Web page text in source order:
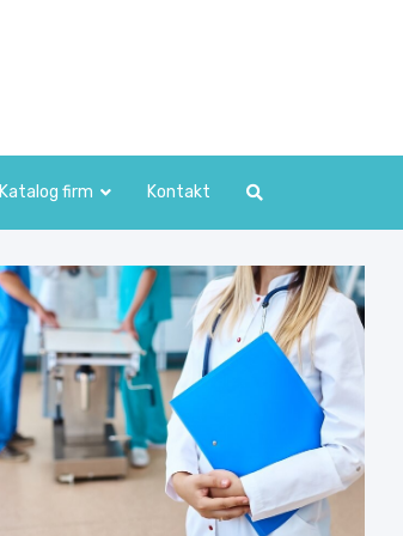
Katalog firm Kontakt